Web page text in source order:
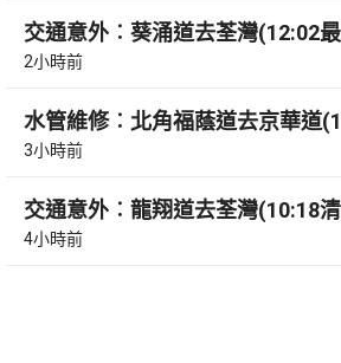
交通意外︰葵涌道去荃灣(12:02
2小時前
水管維修︰北角福蔭道去京華道
3小時前
交通意外︰龍翔道去荃灣(10:18
4小時前